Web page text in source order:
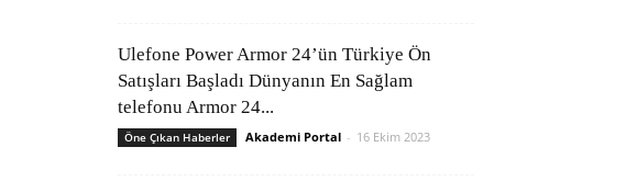
Ulefone Power Armor 24’ün Türkiye Ön
Satışları Başladı Dünyanın En Sağlam
telefonu Armor 24...
Öne Çıkan Haberler Akademi Portal - 16 Ekim 2023